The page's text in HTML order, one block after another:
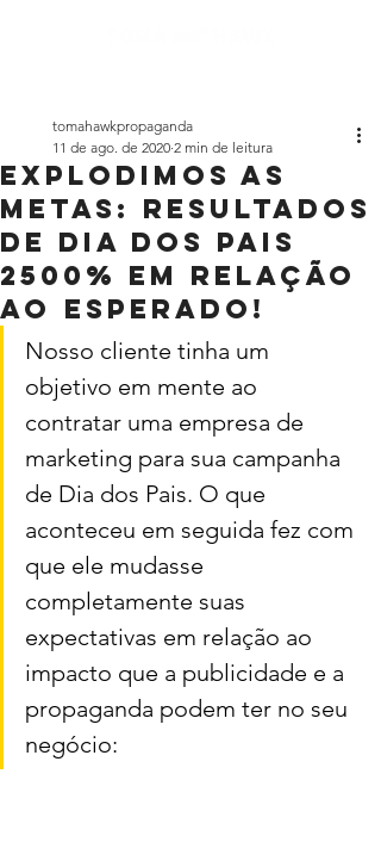
Explodimos as
metas: resultados
de Dia dos Pais
2500% em relação
ao esperado!
tomahawkpropaganda
11 de ago. de 2020 2 min de leitura
Nosso cliente tinha um
objetivo em mente ao
contratar uma empresa de
marketing para sua campanha
de Dia dos Pais. O que
aconteceu em seguida fez com
que ele mudasse
completamente suas
expectativas em relação ao
impacto que a publicidade e a
propaganda podem ter no seu
negócio: